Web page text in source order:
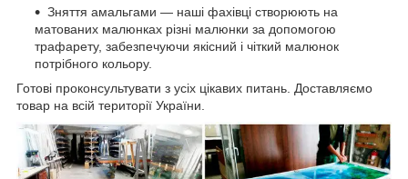
Зняття амальгами — наші фахівці створюють на
матованих малюнках різні малюнки за допомогою
трафарету, забезпечуючи якісний і чіткий малюнок
потрібного кольору.
Готові проконсультувати з усіх цікавих питань. Доставляємо
товар на всій території України.